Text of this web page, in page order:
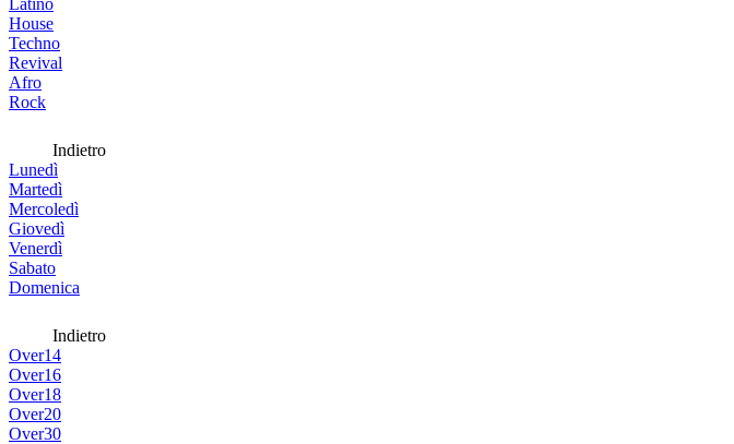
Latino
House
Techno
Revival
Afro
Rock
Indietro
Lunedì
Martedì
Mercoledì
Giovedì
Venerdì
Sabato
Domenica
Indietro
Over14
Over16
Over18
Over20
Over30